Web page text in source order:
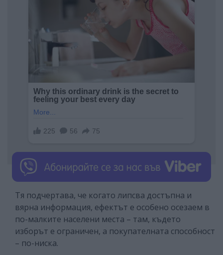
Тя подчертава, че когато липсва достъпна и
вярна информация, ефектът е особено осезаем в
по-малките населени места – там, където
изборът е ограничен, а покупателната способност
– по-ниска.